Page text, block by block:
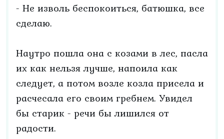
- Не изволь беспокоиться, батюшка, все
сделаю.
Наутро пошла она с козами в лес, пасла
их как нельзя лучше, напоила как
следует, а потом возле козла присела и
расчесала его своим гребнем. Увидел
бы старик - речи бы лишился от
радости.